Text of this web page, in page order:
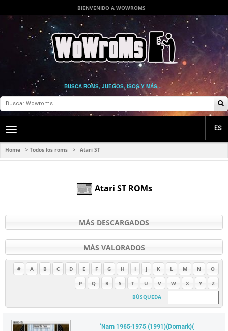
BIENVENIDO A WOWROMS
BUSCA ROMS, JUEGOS, ISOS Y MÁS...
Toggle
navigation
ES
Home > Todos los roms > Atari ST
Atari ST ROMs
MÁS DESCARGADOS
MÁS VALORADOS
# A B C D E F G H I J K L M N
O
P
Q R S T U V W X Y
Z
BÚSQUEDA
'Nam 1965-1975 (1991)(Domark)(